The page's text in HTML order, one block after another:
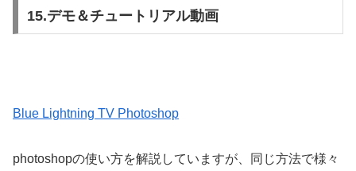
15.デモ＆チュートリアル動画
Blue Lightning TV Photoshop
photoshopの使い方を解説していますが、同じ方法で様々